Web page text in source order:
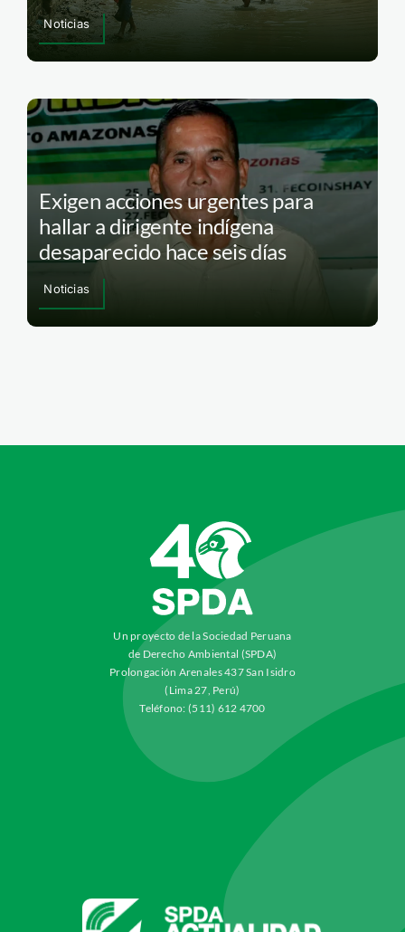
Noticias
Exigen acciones urgentes para
hallar a dirigente indígena
desaparecido hace seis días
Noticias
Un proyecto de la Sociedad Peruana
de Derecho Ambiental (SPDA)
Prolongación Arenales 437 San Isidro
(Lima 27, Perú)
Teléfono: (511) 612 4700